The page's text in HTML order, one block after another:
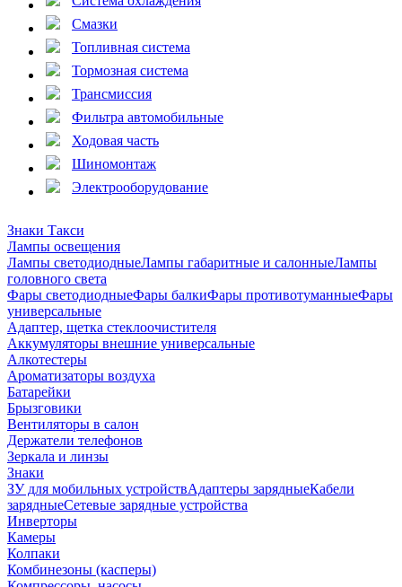
Смазки
Топливная система
Тормозная система
Трансмиссия
Фильтра автомобильные
Ходовая часть
Шиномонтаж
Электрооборудование
Знаки Такси
Лампы освещения
Лампы светодиодныеЛампы габаритные и салонныеЛампы
головного света
Фары светодиодныеФары балкиФары противотуманныеФары
универсальные
Адаптер, щетка стеклоочистителя
Аккумуляторы внешние универсальные
Алкотестеры
Ароматизаторы воздуха
Батарейки
Брызговики
Вентиляторы в салон
Держатели телефонов
Зеркала и линзы
Знаки
ЗУ для мобильных устройствАдаптеры зарядныеКабели
зарядныеСетевые зарядные устройства
Инверторы
Камеры
Колпаки
Комбинезоны (касперы)